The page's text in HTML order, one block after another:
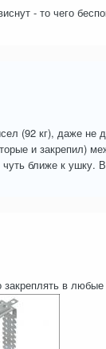
- то чего
(92 кг), даже не
и закрепил)
ближе к ушку.
в любые